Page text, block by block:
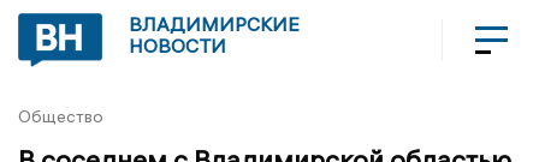
ВЛАДИМИРСКИЕ
НОВОСТИ
Общество